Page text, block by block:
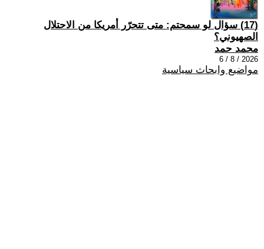
(17) سؤال لو سمحتم: متى تتحرّر أمريكا من الاحتلال
الصهيوني؟
محمد حمد
2026 / 8 / 6
مواضيع وابحاث سياسية